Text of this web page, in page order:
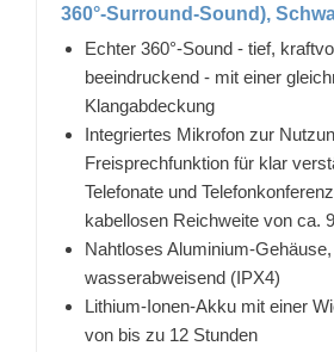
360°-Surround-Sound),
Echter 360°-Sound - tief,
beeindruckend - mit einer
Klangabdeckung
Integriertes Mikrofon zur
Freisprechfunktion für klar
Telefonate und
kabellosen Reichweite von ca.
Nahtloses Aluminium-
wasserabweisend (IPX4)
Lithium-Ionen-Akku mit einer
von bis zu 12 Stunden